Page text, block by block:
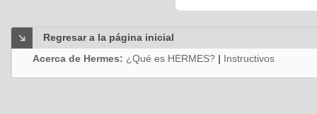
Regresar a la página inicial
Acerca de Hermes: ¿Qué es HERMES? | Instructivos